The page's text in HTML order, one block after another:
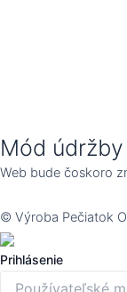
Mód
Web bude čoskoro
© Výroba Pečiatok
Prihlásenie